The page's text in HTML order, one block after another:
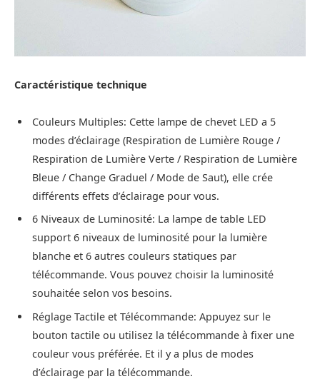
Caractéristique technique
Couleurs Multiples: Cette lampe de chevet LED a 5
modes d’éclairage (Respiration de Lumière Rouge /
Respiration de Lumière Verte / Respiration de Lumière
Bleue / Change Graduel / Mode de Saut), elle crée
différents effets d’éclairage pour vous.
6 Niveaux de Luminosité: La lampe de table LED
support 6 niveaux de luminosité pour la lumière
blanche et 6 autres couleurs statiques par
télécommande. Vous pouvez choisir la luminosité
souhaitée selon vos besoins.
Réglage Tactile et Télécommande: Appuyez sur le
bouton tactile ou utilisez la télécommande à fixer une
couleur vous préférée. Et il y a plus de modes
d’éclairage par la télécommande.